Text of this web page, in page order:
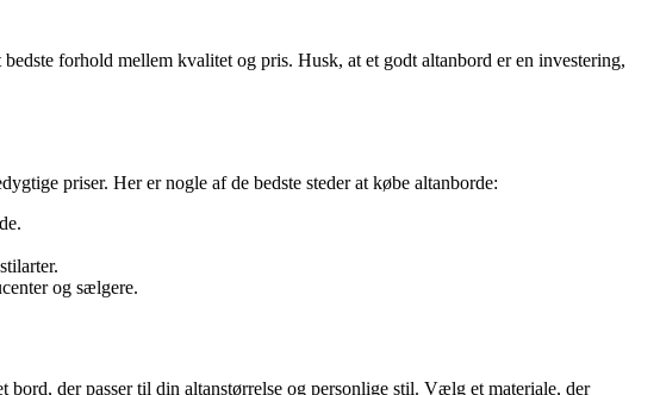
forhold mellem kvalitet og pris. Husk, at et godt altanbord er en investering,
priser. Her er nogle af de bedste steder at købe altanborde:
og sælgere.
der passer til din altanstørrelse og personlige stil. Vælg et materiale, der